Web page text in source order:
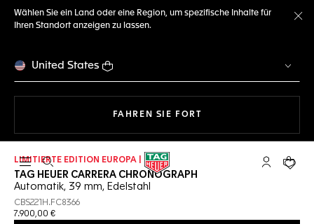
Wählen Sie ein Land oder eine Region, um spezifische Inhalte für
Ihren Standort anzeigen zu lassen.
United States
FAHREN SIE FORTMIT DER NAVIGATION
Suche öffnen My TAG
Ihr
LIMITIERTE EDITION EUROPA | NEU
TAG HEUER CARRERA CHRONOGRAPH
Automatik, 39 mm, Edelstahl
CBS221H.FC8366
7.900,00 €